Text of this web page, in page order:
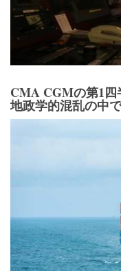
CMA CGMの第1四
地政学的混乱の中